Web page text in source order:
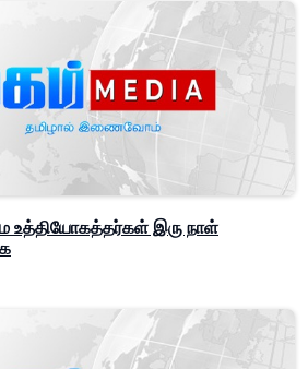
உத்தியோகத்தர்கள் இரு நாள்